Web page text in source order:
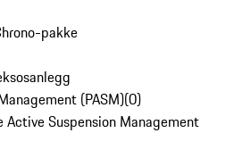
pakke
(PASM)(0)
Active Suspension Management